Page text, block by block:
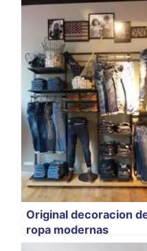
Original decoracion
ropa modernas